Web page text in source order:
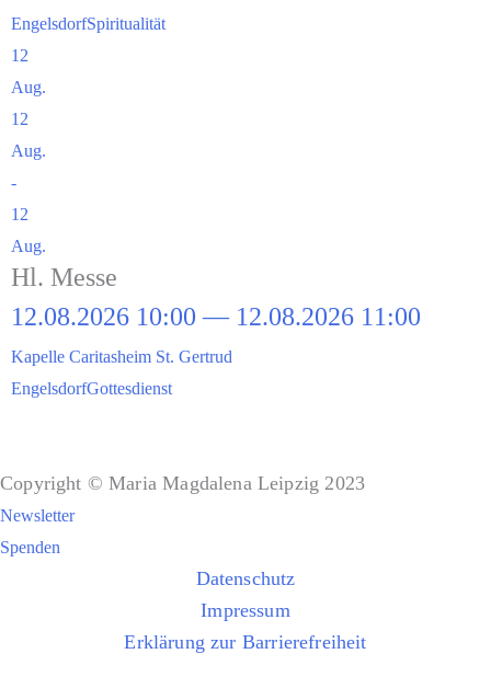
Engels­dorfSpi­ri­tua­li­tät
12
Aug.
12
Aug.
-
12
Aug.
Hl. Mes­se
12.08.2026 10:00 — 12.08.2026 11:00
Kapel­le Cari­tas­heim St. Gertrud
Engels­dorfGot­tes­dienst
Copyright © Maria Magdalena Leipzig 2023
Newsletter
Spenden
Datenschutz
Impressum
Erklärung zur Barrierefreiheit